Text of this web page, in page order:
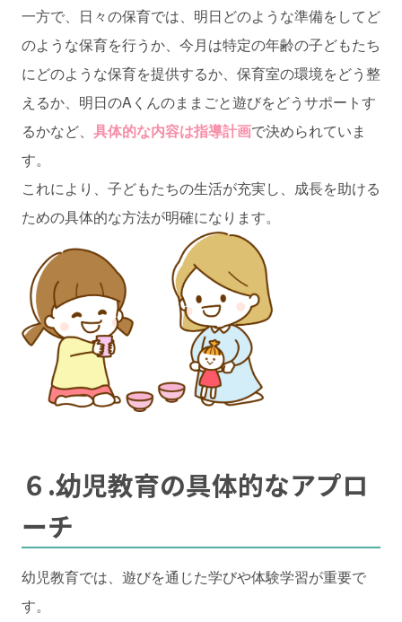
一方で、日々の保育では、明日どのような準備をしてど
のような保育を行うか、今月は特定の年齢の子どもたち
にどのような保育を提供するか、保育室の環境をどう整
えるか、明日のAくんのままごと遊びをどうサポートす
るかなど、 具体的な内容は指導計画で決められていま
す。
これにより、子どもたちの生活が充実し、成長を助ける
ための具体的な方法が明確になります。
６.幼児教育の具体的なアプロ
ーチ
幼児教育では、遊びを通じた学びや体験学習が重要で
す。